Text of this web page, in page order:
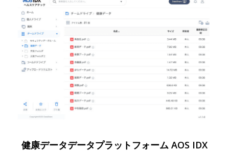
健康データデータプラットフォーム AOS IDX